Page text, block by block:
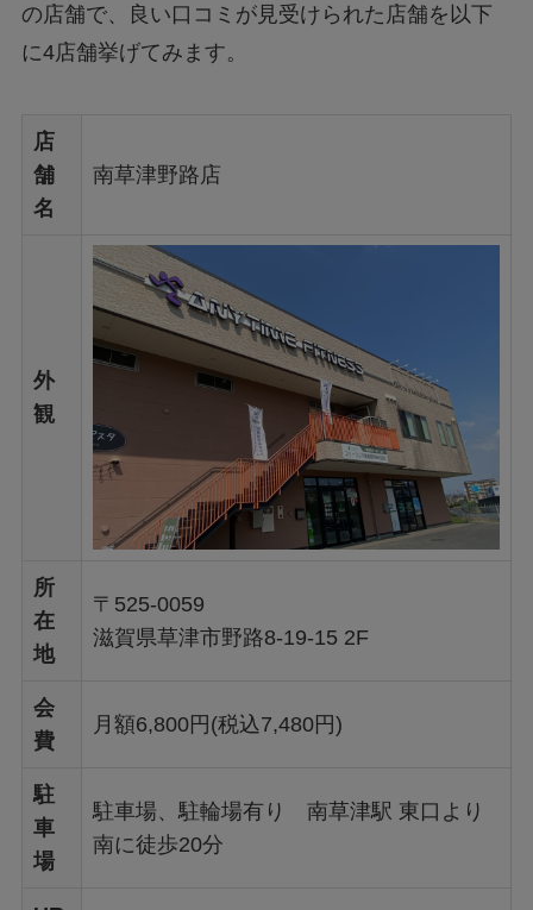
の店舗で、良い口コミが見受けられた店舗を以下
に4店舗挙げてみます。
店
舗
名
南草津野路店
外
観
所
在
地
〒525-0059
滋賀県草津市野路8-19-15 2F
会
費
月額6,800円(税込7,480円)
駐
車
場
駐車場、駐輪場有り 南草津駅 東口より
南に徒歩20分